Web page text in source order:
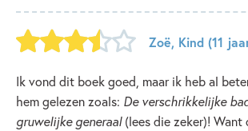
Zoë, Kind (11
Ik vond dit boek goed, maar ik heb al
hem gelezen zoals: De verschrikkelijke
gruwelijke generaal(lees die zeker)! Want